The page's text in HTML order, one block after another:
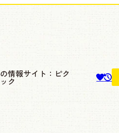
情報サイト：ピク
ク